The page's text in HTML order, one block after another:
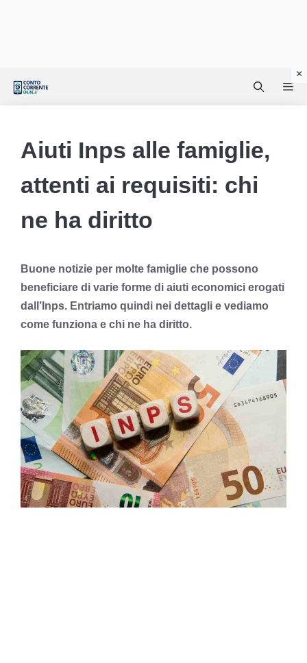
Aiuti Inps alle famiglie,
attenti ai requisiti: chi
ne ha diritto
Buone notizie per molte famiglie che possono
beneficiare di varie forme di aiuti economici erogati
dall’Inps. Entriamo quindi nei dettagli e vediamo
come funziona e chi ne ha diritto.